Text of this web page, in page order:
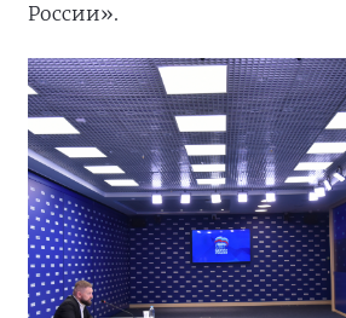
России».